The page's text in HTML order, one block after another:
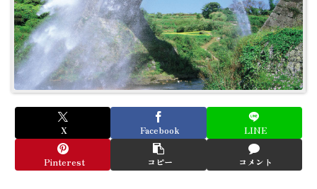
X Facebook LINE
Pinterest コピー コメント